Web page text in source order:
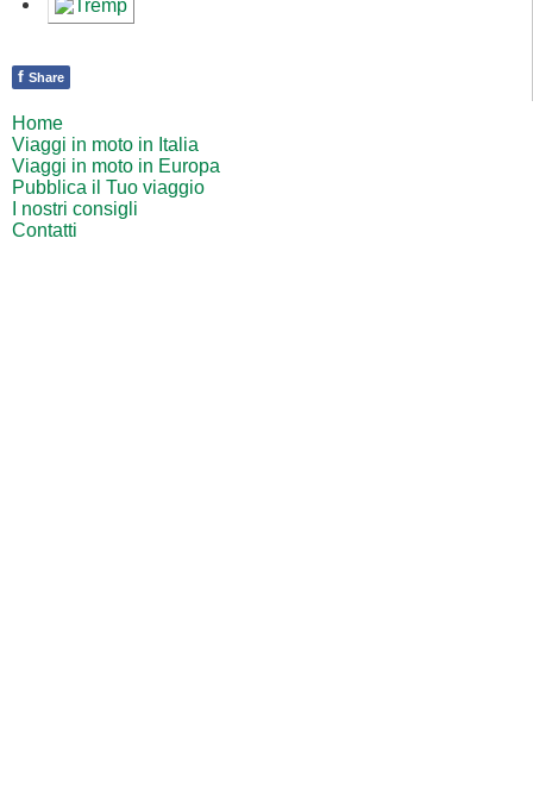
f Share
Home
Viaggi in moto in Italia
Viaggi in moto in Europa
Pubblica il Tuo viaggio
I nostri consigli
Contatti